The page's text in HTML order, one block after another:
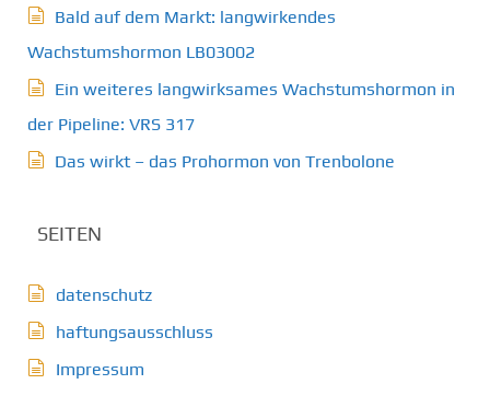
Bald auf dem Markt: langwirkendes
Wachstumshormon LB03002
Ein weiteres langwirksames Wachstumshormon in
der Pipeline: VRS 317
Das wirkt – das Prohormon von Trenbolone
SEITEN
datenschutz
haftungsausschluss
Impressum